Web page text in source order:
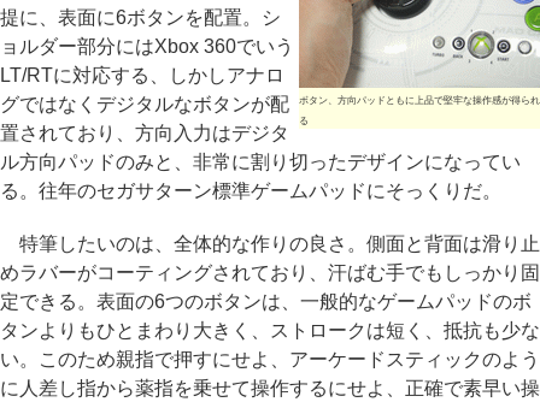
ボタン、方向パッドともに上品で堅牢な操作感が得られ
る
提に、表面に6ボタンを配置。シ
ョルダー部分にはXbox 360でいう
LT/RTに対応する、しかしアナロ
グではなくデジタルなボタンが配
置されており、方向入力はデジタ
ル方向パッドのみと、非常に割り切ったデザインになってい
る。往年のセガサターン標準ゲームパッドにそっくりだ。
特筆したいのは、全体的な作りの良さ。側面と背面は滑り止
めラバーがコーティングされており、汗ばむ手でもしっかり固
定できる。表面の6つのボタンは、一般的なゲームパッドのボ
タンよりもひとまわり大きく、ストロークは短く、抵抗も少な
い。このため親指で押すにせよ、アーケードスティックのよう
に人差し指から薬指を乗せて操作するにせよ、正確で素早い操